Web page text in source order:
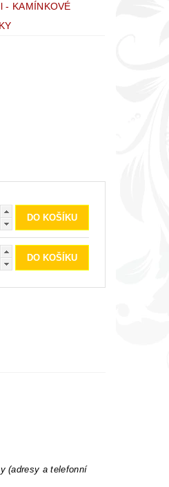
- KAMÍNKOVÉ
(adresy a telefonní